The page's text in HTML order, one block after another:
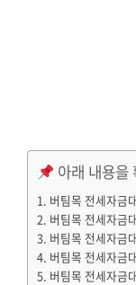
아래 내용을
버팀목 전세자금
버팀목 전세자금
버팀목 전세자금
버팀목 전세자금
버팀목 전세자금